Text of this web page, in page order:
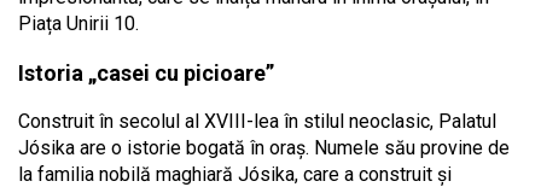
Piața Unirii 10.
Istoria „casei cu picioare”
Construit în secolul al XVIII-lea în stilul neoclasic, Palatul
Jósika are o istorie bogată în oraș. Numele său provine de
la familia nobilă maghiară Jósika, care a construit și